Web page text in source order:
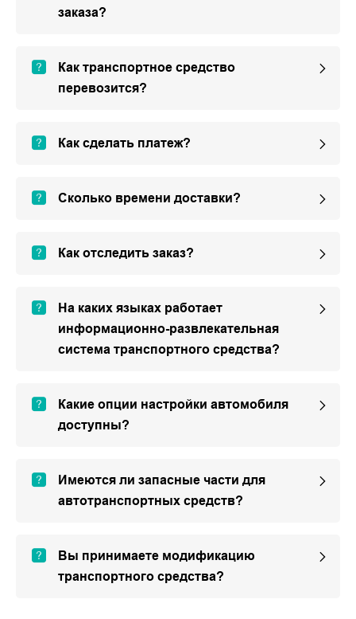
заказа?
Как транспортное средство
перевозится?
Как сделать платеж?
Сколько времени доставки?
Как отследить заказ?
На каких языках работает
информационно-развлекательная
система транспортного средства?
Какие опции настройки автомобиля
доступны?
Имеются ли запасные части для
автотранспортных средств?
Вы принимаете модификацию
транспортного средства?